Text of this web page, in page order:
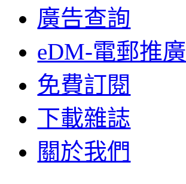
廣告查詢
eDM-電郵推廣
免費訂閱
下載雜誌
關於我們